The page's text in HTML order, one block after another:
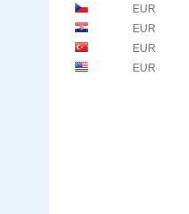
EUR
EUR
EUR
EUR